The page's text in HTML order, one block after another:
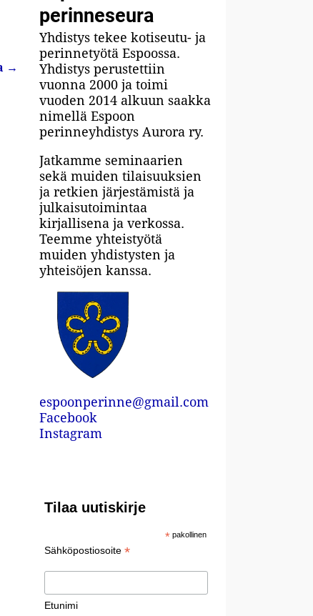
→
perinneseura
Yhdistys tekee kotiseutu- ja
perinnetyötä Espoossa.
Yhdistys perustettiin
vuonna 2000 ja toimi
vuoden 2014 alkuun saakka
nimellä Espoon
perinneyhdistys Aurora ry.
Jatkamme seminaarien
sekä muiden tilaisuuksien
ja retkien järjestämistä ja
julkaisutoimintaa
kirjallisena ja verkossa.
Teemme yhteistyötä
muiden yhdistysten ja
yhteisöjen kanssa.
espoonperinne@gmail.com
Facebook
Instagram
Tilaa uutiskirje
*pakollinen
Sähköpostiosoite*
Etunimi